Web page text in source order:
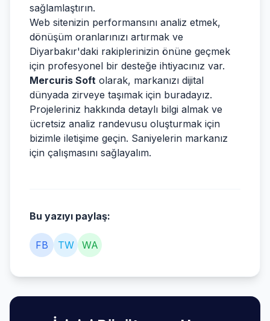
sağlamlaştırın.
Web sitenizin performansını analiz etmek,
dönüşüm oranlarınızı artırmak ve
Diyarbakır'daki rakiplerinizin önüne geçmek
için profesyonel bir desteğe ihtiyacınız var.
Mercuris Soft olarak, markanızı dijital
dünyada zirveye taşımak için buradayız.
Projeleriniz hakkında detaylı bilgi almak ve
ücretsiz analiz randevusu oluşturmak için
bizimle iletişime geçin. Saniyelerin markanız
için çalışmasını sağlayalım.
Bu yazıyı paylaş:
FB TW WA